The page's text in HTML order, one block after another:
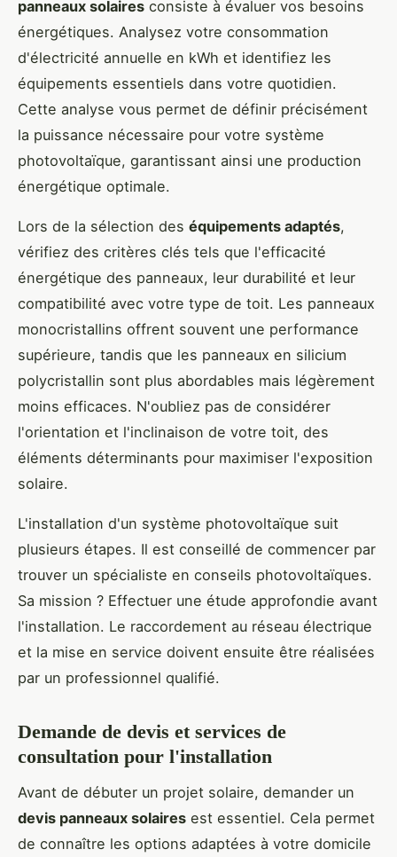
panneaux solaires consiste à évaluer vos besoins
énergétiques. Analysez votre consommation
d'électricité annuelle en kWh et identifiez les
équipements essentiels dans votre quotidien.
Cette analyse vous permet de définir précisément
la puissance nécessaire pour votre système
photovoltaïque, garantissant ainsi une production
énergétique optimale.
Lors de la sélection des équipements adaptés,
vérifiez des critères clés tels que l'efficacité
énergétique des panneaux, leur durabilité et leur
compatibilité avec votre type de toit. Les panneaux
monocristallins offrent souvent une performance
supérieure, tandis que les panneaux en silicium
polycristallin sont plus abordables mais légèrement
moins efficaces. N'oubliez pas de considérer
l'orientation et l'inclinaison de votre toit, des
éléments déterminants pour maximiser l'exposition
solaire.
L'installation d'un système photovoltaïque suit
plusieurs étapes. Il est conseillé de commencer par
trouver un spécialiste en conseils photovoltaïques.
Sa mission ? Effectuer une étude approfondie avant
l'installation. Le raccordement au réseau électrique
et la mise en service doivent ensuite être réalisées
par un professionnel qualifié.
Demande de devis et services de
consultation pour l'installation
Avant de débuter un projet solaire, demander un
devis panneaux solaires est essentiel. Cela permet
de connaître les options adaptées à votre domicile